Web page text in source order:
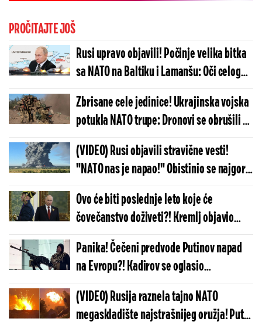
PROČITAJTE JOŠ
Rusi upravo objavili! Počinje velika bitka
sa NATO na Baltiku i Lamanšu: Oči celog
sveta uprte u severna mora, ovo će
odrediti sudbinu planete
Zbrisane cele jedinice! Ukrajinska vojska
potukla NATO trupe: Dronovi se obrušili na
vozila, nije im bilo spasa - ovakva sramota
se ne pamti
(VIDEO) Rusi objavili stravične vesti!
"NATO nas je napao!" Obistinio se najgori
scenario, razaranje je monstruozno, stub
dima se diže u atmosferu
Ovo će biti poslednje leto koje će
čovečanstvo doživeti?! Kremlj objavio
kada NATO trupe upadaju u Ukrajinu:
Armagedon kreće
Panika! Čečeni predvode Putinov napad
na Evropu?! Kadirov se oglasio
zastrašujućom porukom: Putine, sve po
tvojo komandi...
(VIDEO) Rusija raznela tajno NATO
megaskladište najstrašnijeg oružja! Putin